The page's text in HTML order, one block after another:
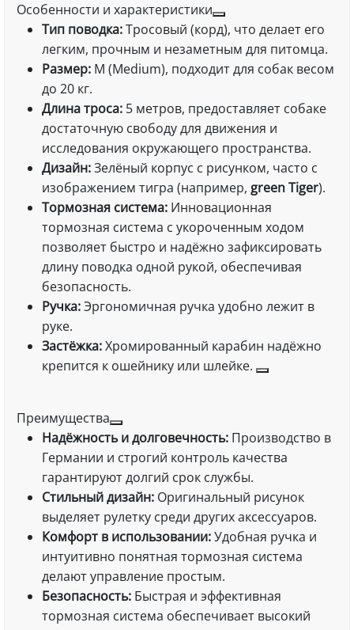
Особенности и характеристики
Тип поводка:Тросовый (корд), что делает его
легким, прочным и незаметным для питомца.
Размер:M (Medium), подходит для собак весом
до 20 кг.
Длина троса:5 метров, предоставляет собаке
достаточную свободу для движения и
исследования окружающего пространства.
Дизайн:Зелёный корпус с рисунком, часто с
изображением тигра (например, green Tiger).
Тормозная система:Инновационная
тормозная система с укороченным ходом
позволяет быстро и надёжно зафиксировать
длину поводка одной рукой, обеспечивая
безопасность.
Ручка:Эргономичная ручка удобно лежит в
руке.
Застёжка:Хромированный карабин надёжно
крепится к ошейнику или шлейке.
Преимущества
Надёжность и долговечность:Производство в
Германии и строгий контроль качества
гарантируют долгий срок службы.
Стильный дизайн:Оригинальный рисунок
выделяет рулетку среди других аксессуаров.
Комфорт в использовании:Удобная ручка и
интуитивно понятная тормозная система
делают управление простым.
Безопасность:Быстрая и эффективная
тормозная система обеспечивает высокий